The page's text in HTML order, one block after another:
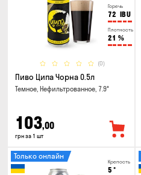
Горечь
72 IBU
Плотность
21 %
(0)
Пиво Ципа Чорна 0.5л
Темное, Нефильтрованное, 7.9°
103,00
грн за 1 шт
Крепость
5 °
Только онлайн